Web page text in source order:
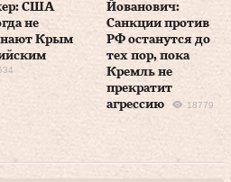
США
не
Крым
Йованович:
Санкции против
РФ останутся до
тех пор, пока
Кремль не
прекратит
агрессию
18779